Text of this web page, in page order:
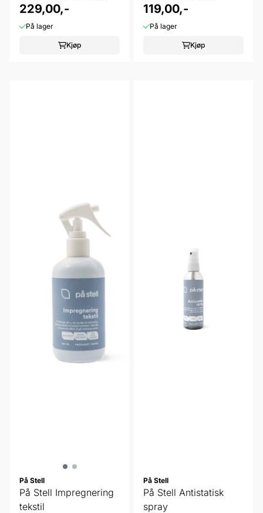
sedertre 500 ...
229,00,-
På lager
Kjøp
119,00,-
På lager
Kjøp
På Stell
På Stell Impregnering
tekstil
På Stell
På Stell Antistatisk
spray